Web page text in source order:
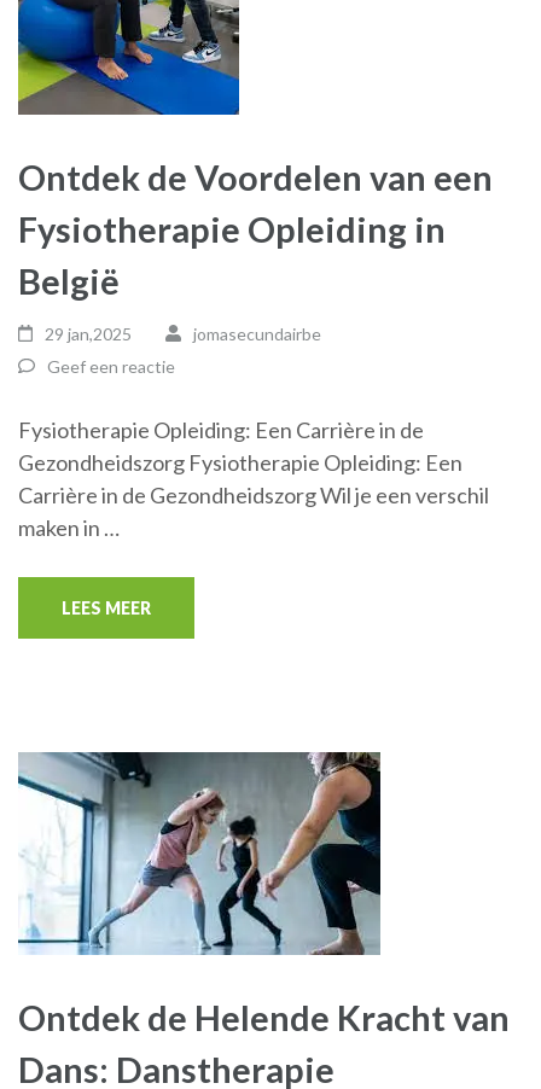
Ontdek de Voordelen van een
Fysiotherapie Opleiding in
België
29 jan,2025
jomasecundairbe
Geef een reactie
Fysiotherapie Opleiding: Een Carrière in de
Gezondheidszorg Fysiotherapie Opleiding: Een
Carrière in de Gezondheidszorg Wil je een verschil
maken in …
LEES MEER
Ontdek de Helende Kracht van
Dans: Danstherapie